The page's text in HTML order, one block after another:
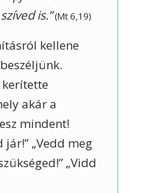
is.”(Mt 6,19)
kellene
akár a
mindent!
jár!” „Vedd meg
„Vidd